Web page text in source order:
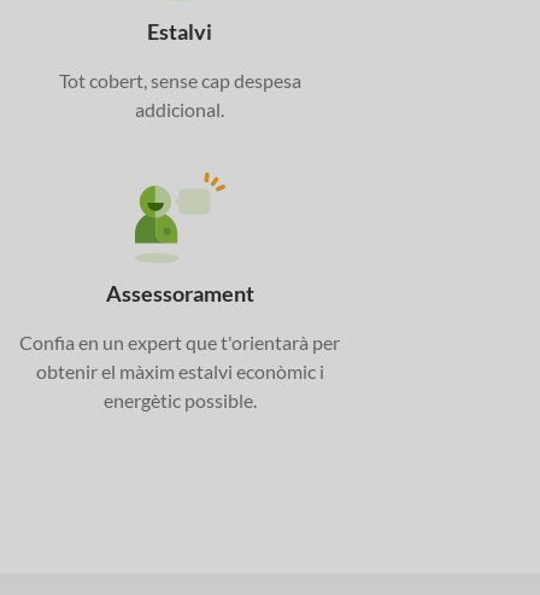
Estalvi
Tot cobert, sense cap despesa
addicional.
Assessorament
Confia en un expert que t'orientarà per
obtenir el màxim estalvi econòmic i
energètic possible.